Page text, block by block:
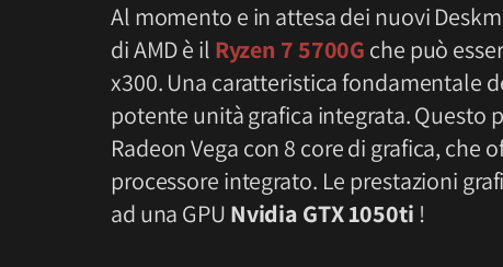
Al momento e in attesa dei nuovi
di AMD è il Ryzen 7 5700G che può
x300. Una caratteristica fondamentale
potente unità grafica integrata. Questo
Radeon Vega con 8 core di grafica,
processore integrato. Le prestazioni
ad una GPU Nvidia GTX1050ti !